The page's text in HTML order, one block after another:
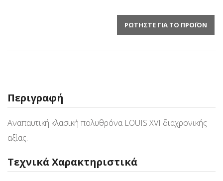
ΡΩΤΉΣΤΕ ΓΙΑ ΤΟ ΠΡΟΪΌΝ
Περιγραφή
Αναπαυτική κλασική πολυθρόνα LOUIS XVI διαχρονικής
αξίας.
Τεχνικά Χαρακτηριστικά